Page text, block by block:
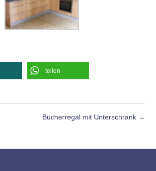
teilen
Bücherregal mit Unterschrank →